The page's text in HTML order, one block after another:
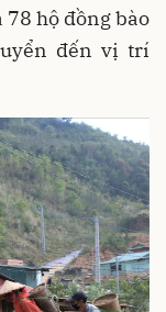
hộ đồng bào
đến vị trí